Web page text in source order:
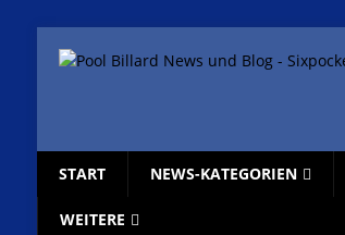
START NEWS-KATEGORIEN
WEITERE